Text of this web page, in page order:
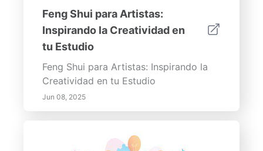
Feng Shui para Artistas:
Inspirando la Creatividad en
tu Estudio
Feng Shui para Artistas: Inspirando la
Creatividad en tu Estudio
Jun 08, 2025